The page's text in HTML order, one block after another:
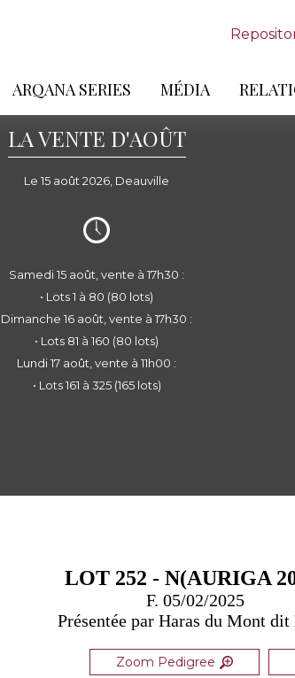
ARQANA SERIES MÉDIA
LA VENTE D'AOÛT
Le 15 août 2026, Deauville
Samedi 15 août, vente à 17h30 :
• Lots 1 à 80 (80 lots)
Dimanche 16 août, vente à 17h30 :
• Lots 81 à 160 (80 lots)
Lundi 17 août, vente à 11h00 :
• Lots 161 à 325 (165 lots)
LOT 252 - N(AURIGA
F. 05/02/2025
Présentée par Haras du Mont
Zoom Pedigree